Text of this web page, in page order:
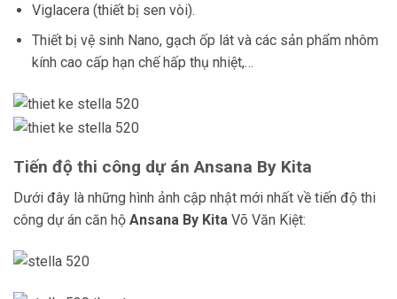
Viglacera (thiết bị sen vòi).
Thiết bị vệ sinh Nano, gạch ốp lát và các sản phẩm nhôm
kính cao cấp hạn chế hấp thụ nhiệt,…
Tiến độ thi công dự ánAnsana By Kita
Dưới đây là những hình ảnh cập nhật mới nhất về tiến độ thi
công dự án căn hộ Ansana By Kita Võ Văn Kiệt: